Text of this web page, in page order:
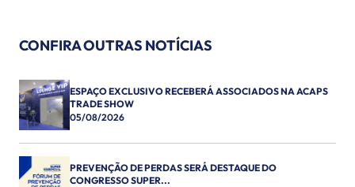
CONFIRA OUTRAS NOTÍCIAS
ESPAÇO EXCLUSIVO RECEBERÁ ASSOCIADOS NA ACAPS
TRADE SHOW
05/08/2026
PREVENÇÃO DE PERDAS SERÁ DESTAQUE DO
CONGRESSO SUPER...